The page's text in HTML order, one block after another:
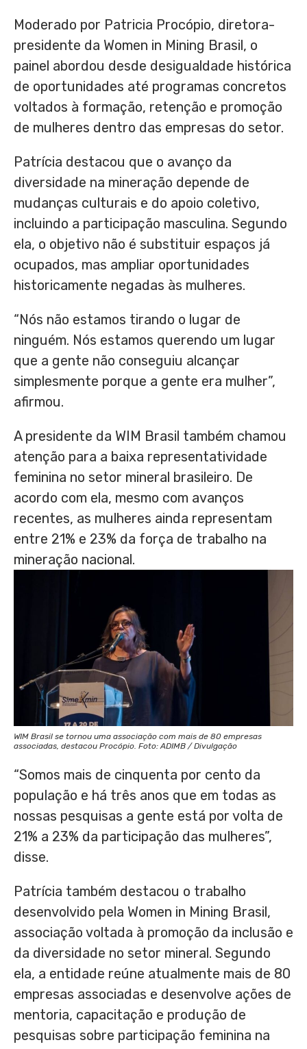
Moderado por Patricia Procópio, diretora-
presidente da Women in Mining Brasil, o
painel abordou desde desigualdade histórica
de oportunidades até programas concretos
voltados à formação, retenção e promoção
de mulheres dentro das empresas do setor.
Patrícia destacou que o avanço da
diversidade na mineração depende de
mudanças culturais e do apoio coletivo,
incluindo a participação masculina. Segundo
ela, o objetivo não é substituir espaços já
ocupados, mas ampliar oportunidades
historicamente negadas às mulheres.
“Nós não estamos tirando o lugar de
ninguém. Nós estamos querendo um lugar
que a gente não conseguiu alcançar
simplesmente porque a gente era mulher”,
afirmou.
A presidente da WIM Brasil também chamou
atenção para a baixa representatividade
feminina no setor mineral brasileiro. De
acordo com ela, mesmo com avanços
recentes, as mulheres ainda representam
entre 21% e 23% da força de trabalho na
mineração nacional.
WIM Brasil se tornou uma associação com mais de 80 empresas
associadas, destacou Procópio. Foto: ADIMB / Divulgação
“Somos mais de cinquenta por cento da
população e há três anos que em todas as
nossas pesquisas a gente está por volta de
21% a 23% da participação das mulheres”,
disse.
Patrícia também destacou o trabalho
desenvolvido pela Women in Mining Brasil,
associação voltada à promoção da inclusão e
da diversidade no setor mineral. Segundo
ela, a entidade reúne atualmente mais de 80
empresas associadas e desenvolve ações de
mentoria, capacitação e produção de
pesquisas sobre participação feminina na